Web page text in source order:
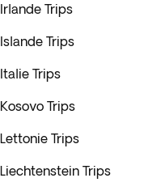
Irlande Trips
Islande Trips
Italie Trips
Kosovo Trips
Lettonie Trips
Liechtenstein Trips